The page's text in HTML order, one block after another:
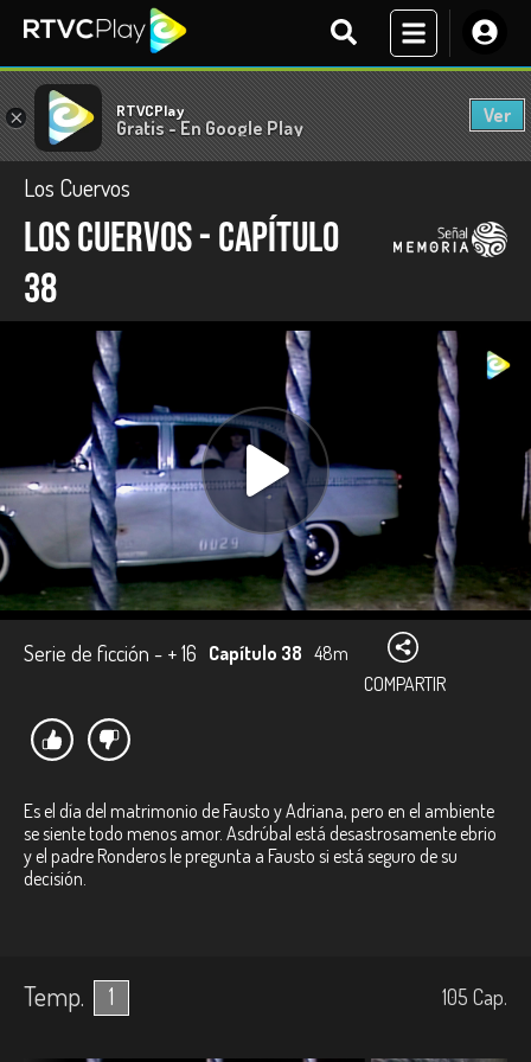
× RTVCPlay
Gratis - En Google Play
Ver
Los Cuervos
Los Cuervos - Capítulo
38
Serie de ficción - + 16 Capítulo 38 48m
COMPARTIR
Es el día del matrimonio de Fausto y Adriana, pero en el ambiente
se siente todo menos amor. Asdrúbal está desastrosamente ebrio
y el padre Ronderos le pregunta a Fausto si está seguro de su
decisión.
Temp. 1 105 Cap.